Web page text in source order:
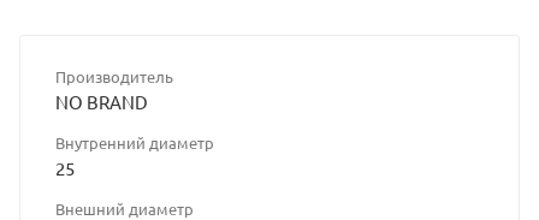
Производитель
NO BRAND
Внутренний диаметр
25
Внешний диаметр